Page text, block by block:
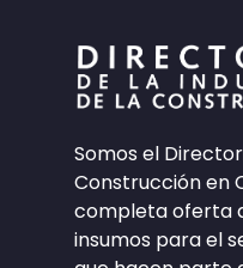
Somos el
Construcción en
completa oferta
insumos para el